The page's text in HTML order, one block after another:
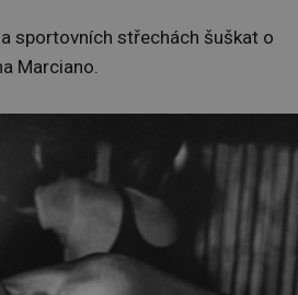
sportovních střechách šuškat o
Marciano.